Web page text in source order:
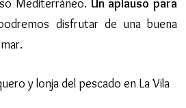
Mediterráneo. Un aplauso para
disfrutar de una buena